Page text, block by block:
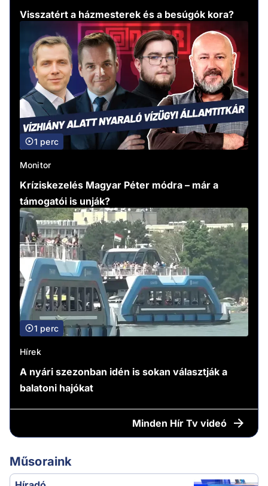
Visszatért a házmesterek és a besúgók kora?
1 perc
Monitor
Kríziskezelés Magyar Péter módra – már a
támogatói is unják?
1 perc
Hírek
A nyári szezonban idén is sokan választják a
balatoni hajókat
Minden Hír Tv videó
Műsoraink